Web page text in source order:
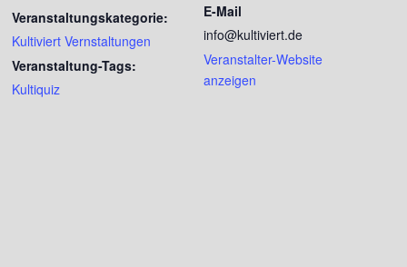
Veranstaltungskategorie:
Kultiviert Vernstaltungen
Veranstaltung-Tags:
Kultiquiz
E-Mail
info@kultiviert.de
Veranstalter-Website
anzeigen